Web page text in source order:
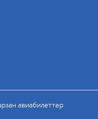
авиабилеттер